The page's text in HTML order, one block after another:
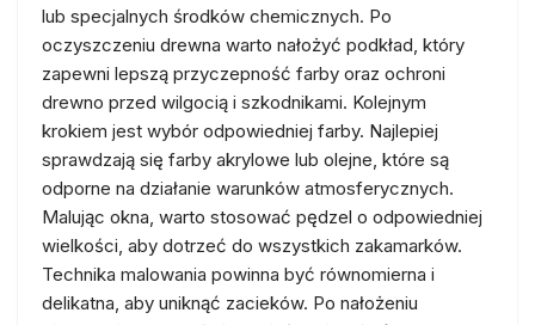
lub specjalnych środków chemicznych. Po
oczyszczeniu drewna warto nałożyć podkład, który
zapewni lepszą przyczepność farby oraz ochroni
drewno przed wilgocią i szkodnikami. Kolejnym
krokiem jest wybór odpowiedniej farby. Najlepiej
sprawdzają się farby akrylowe lub olejne, które są
odporne na działanie warunków atmosferycznych.
Malując okna, warto stosować pędzel o odpowiedniej
wielkości, aby dotrzeć do wszystkich zakamarków.
Technika malowania powinna być równomierna i
delikatna, aby uniknąć zacieków. Po nałożeniu